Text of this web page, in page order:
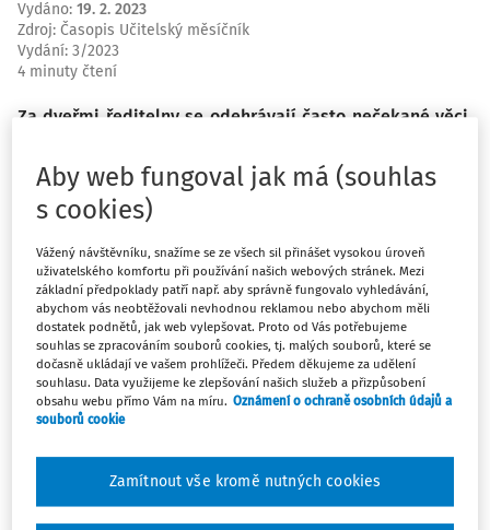
Vydáno: 19. 2. 2023
Zdroj: Časopis Učitelský měsíčník
Vydání: 3/2023
4 minuty čtení
Za dveřmi ředitelny se odehrávají často nečekané věci.
postoje vedení školy a hlavně zdůraznit, na co si dát
Máte předplatné? Přihlaste se.
předplatitele.
Aby web fungoval jak má (souhlas
s cookies)
Vážený návštěvníku, snažíme se ze všech sil přinášet vysokou úroveň
uživatelského komfortu při používání našich webových stránek. Mezi
základní předpoklady patří např. aby správně fungovalo vyhledávání,
abychom vás neobtěžovali nevhodnou reklamou nebo abychom měli
dostatek podnětů, jak web vylepšovat. Proto od Vás potřebujeme
souhlas se zpracováním souborů cookies, tj. malých souborů, které se
dočasně ukládají ve vašem prohlížeči. Předem děkujeme za udělení
souhlasu. Data využijeme ke zlepšování našich služeb a přizpůsobení
obsahu webu přímo Vám na míru. Oznámení o ochraně osobních údajů a
souborů cookie
Zamítnout vše kromě nutných cookies